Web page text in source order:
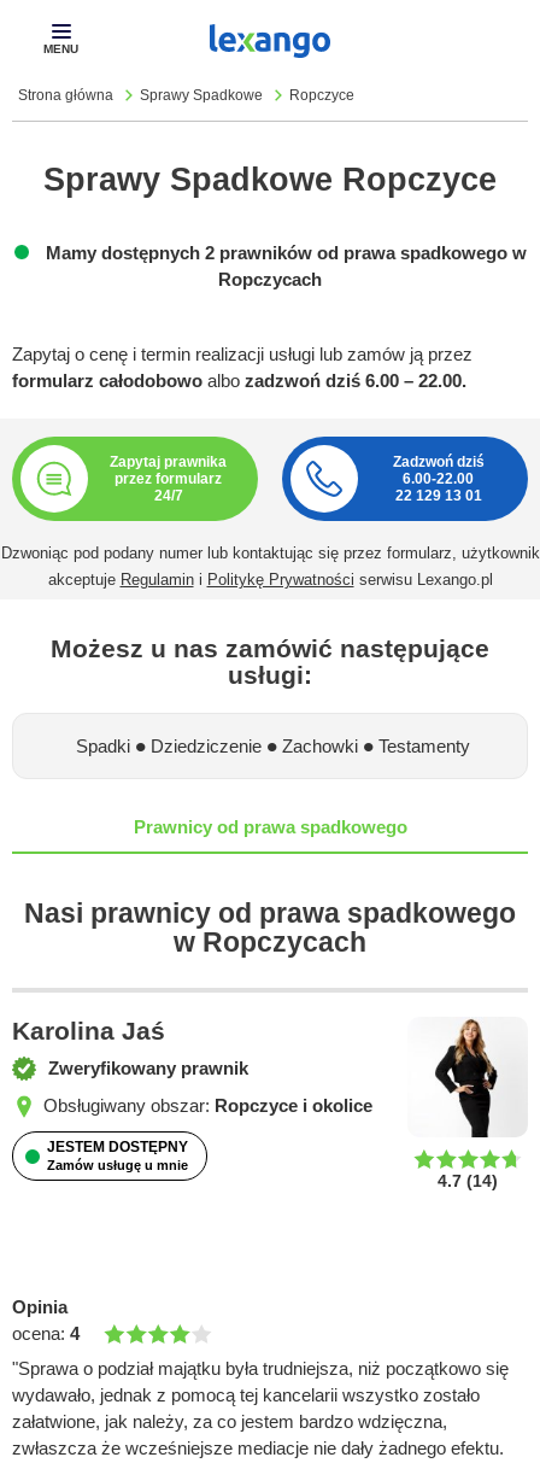
Pokaż
Strona główna Sprawy Spadkowe Ropczyce
Sprawy Spadkowe Ropczyce
Mamy dostępnych 2 prawników od prawa spadkowego w
Ropczycach
Zapytaj o cenę i termin realizacji usługi lub zamów ją przez
formularz całodobowo albo zadzwoń dziś 6.00 – 22.00.
Zapytaj prawnika
przez formularz
24/7
Zadzwoń dziś
6.00-22.00
22 129 13 01
Dzwoniąc pod podany numer lub kontaktując się przez formularz, użytkownik
akceptuje Regulamini Politykę Prywatności serwisu Lexango.pl
Możesz u nas zamówić następujące
usługi:
Spadki •Dziedziczenie •Zachowki •Testamenty
Prawnicy od prawa spadkowego
Nasi prawnicy od prawa spadkowego
w Ropczycach
4.7 (14)
Karolina Jaś
Zweryfikowany prawnik
Obsługiwany obszar: Ropczyce i okolice
JESTEM DOSTĘPNY
Zamów usługę u mnie
Opinia
ocena: 4
"Sprawa o podział majątku była trudniejsza, niż początkowo się
wydawało, jednak z pomocą tej kancelarii wszystko zostało
załatwione, jak należy, za co jestem bardzo wdzięczna,
zwłaszcza że wcześniejsze mediacje nie dały żadnego efektu.